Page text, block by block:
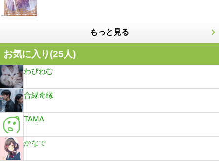
もっと見る
お気に入り(25人)
わぴねむ
合縁奇縁
TAMA
かなで